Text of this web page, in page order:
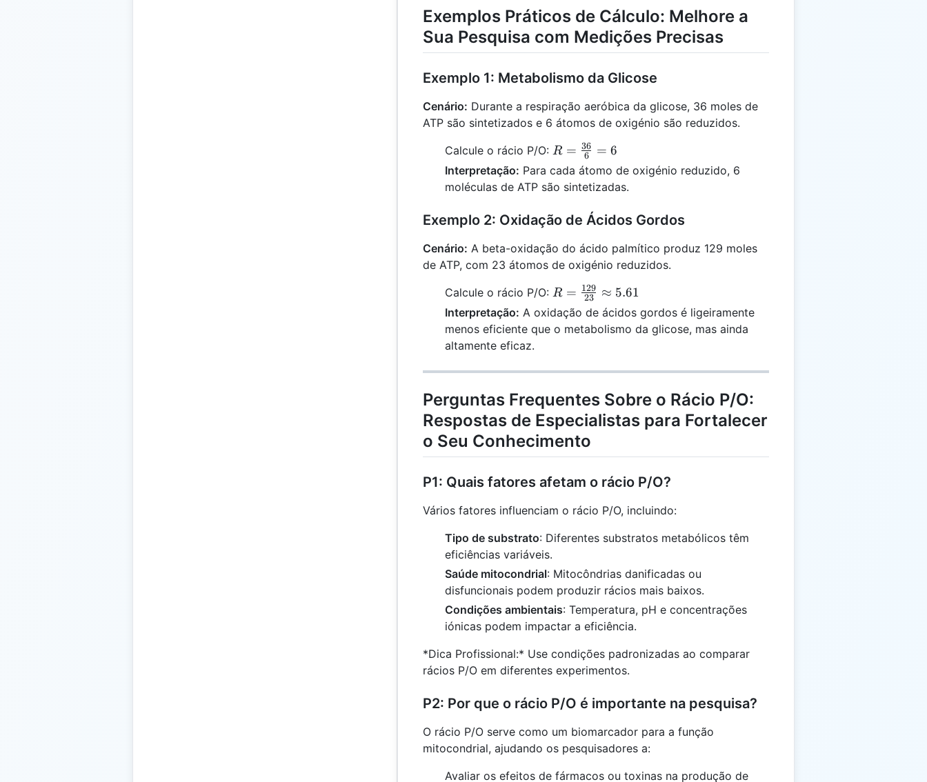
Exemplos Práticos de Cálculo: Melhore a
Sua Pesquisa com Medições Precisas
Exemplo 1: Metabolismo da Glicose
Cenário: Durante a respiração aeróbica da glicose, 36 moles de
ATP são sintetizados e 6 átomos de oxigénio são reduzidos.
Calcule o rácio P/O: R =
\frac{36}
{6} = 6
R = 6
36 = 6
Interpretação: Para cada átomo de oxigénio reduzido, 6
moléculas de ATP são sintetizadas.
Exemplo 2: Oxidação de Ácidos Gordos
Cenário: A beta-oxidação do ácido palmítico produz 129 moles
de ATP, com 23 átomos de oxigénio reduzidos.
Calcule o rácio P/O: R =
\frac{129}
{23}
R = 23
129 ≈ 5.61
Interpretação: A oxidação de ácidos gordos é ligeiramente
menos eficiente que o metabolismo da glicose, mas ainda
altamente eficaz.
Perguntas Frequentes Sobre o Rácio P/O:
Respostas de Especialistas para Fortalecer
o Seu Conhecimento
P1: Quais fatores afetam o rácio P/O?
Vários fatores influenciam o rácio P/O, incluindo:
Tipo de substrato: Diferentes substratos metabólicos têm
eficiências variáveis.
Saúde mitocondrial: Mitocôndrias danificadas ou
disfuncionais podem produzir rácios mais baixos.
Condições ambientais: Temperatura, pH e concentrações
iónicas podem impactar a eficiência.
*Dica Profissional:* Use condições padronizadas ao comparar
rácios P/O em diferentes experimentos.
P2: Por que o rácio P/O é importante na pesquisa?
O rácio P/O serve como um biomarcador para a função
mitocondrial, ajudando os pesquisadores a:
Avaliar os efeitos de fármacos ou toxinas na produção de